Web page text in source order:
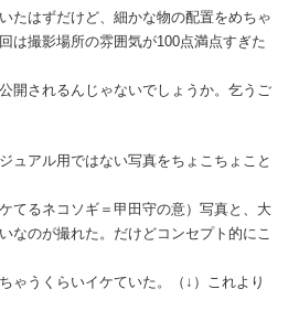
たはずだけど、細かな物の配置をめちゃ
は撮影場所の雰囲気が100点満点すぎた
開されるんじゃないでしょうか。乞うご
ュアル用ではない写真をちょこちょこと
てるネコソギ＝甲田守の意）写真と、大
なのが撮れた。だけどコンセプト的にこ
ゃうくらいイケていた。（↓）これより